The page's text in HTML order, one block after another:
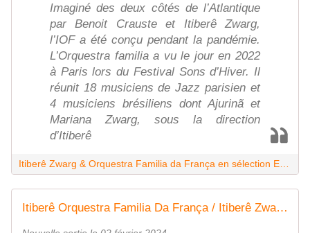
Imaginé des deux côtés de l’Atlantique
par Benoit Crauste et Itiberê Zwarg,
l’IOF a été conçu pendant la pandémie.
L’Orquestra familia a vu le jour en 2022
à Paris lors du Festival Sons d’Hiver. Il
réunit 18 musiciens de Jazz parisien et
4 musiciens brésiliens dont Ajurinã et
Mariana Zwarg, sous la direction
d’Itiberê
Itiberê Orquestra Familia Da França / Itiberê Zwarg - Live a Paris